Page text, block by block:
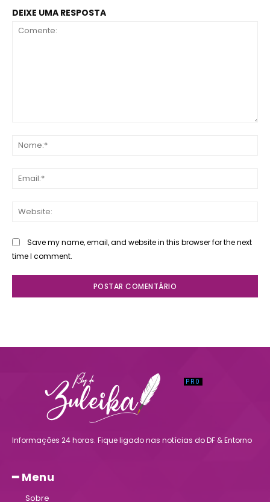
DEIXE UMA RESPOSTA
Save my name, email, and website in this browser for the next
time I comment.
Informações 24 horas. Fique ligado nas notícias do DF & Entorno
━ Menu
Sobre